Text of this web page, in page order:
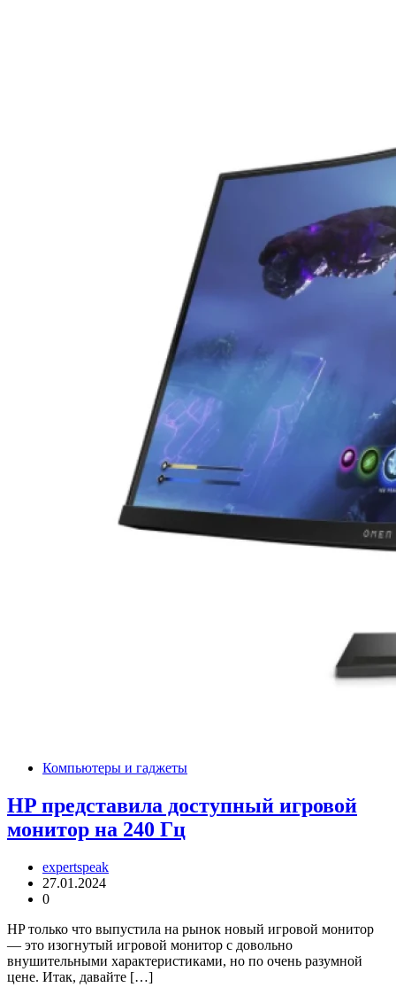
Компьютеры и гаджеты
HP представила доступный игровой
монитор на 240 Гц
expertspeak
27.01.2024
0
HP только что выпустила на рынок новый игровой монитор
— это изогнутый игровой монитор с довольно
внушительными характеристиками, но по очень разумной
цене. Итак, давайте […]